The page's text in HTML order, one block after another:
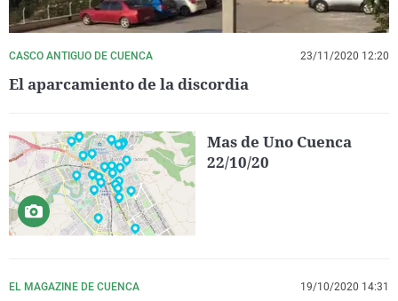
CASCO ANTIGUO DE CUENCA 23/11/2020 12:20
El aparcamiento de la discordia
Mas de Uno Cuenca
22/10/20
EL MAGAZINE DE CUENCA 19/10/2020 14:31